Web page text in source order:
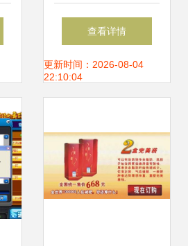
店资金全景解读
——舞今信息详解
查看详情
更新时间：2026-08-04
22:10:04